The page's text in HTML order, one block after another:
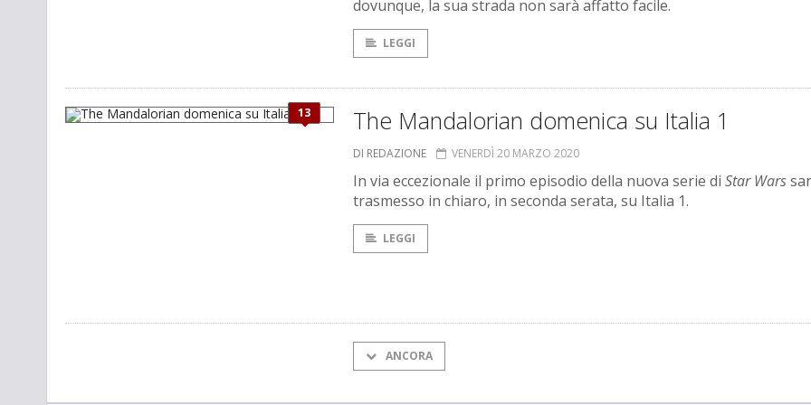
dovunque, la sua strada non sarà affatto facile.
LEGGI
13 The Mandalorian domenica su Italia 1
DI REDAZIONE VENERDÌ 20 MARZO 2020
In via eccezionale il primo episodio della nuova serie di Star Wars
trasmesso in chiaro, in seconda serata, su Italia 1.
LEGGI
ANCORA